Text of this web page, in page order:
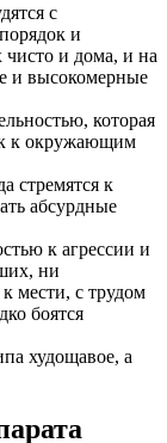
с
и
чисто и дома, и на
и высокомерные
которая
к окружающим
стремятся к
абсурдные
к агрессии и
ни
мести, с трудом
боятся
худощавое, а